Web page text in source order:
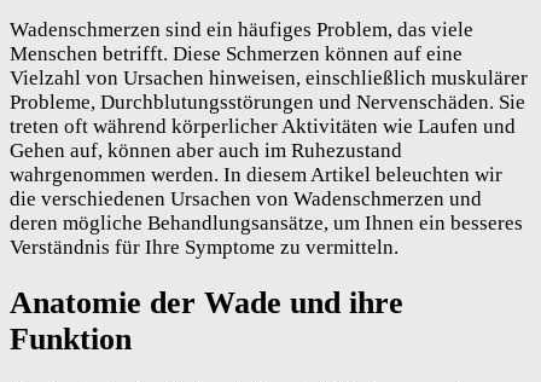
Wadenschmerzen sind ein häufiges Problem, das viele
Menschen betrifft. Diese Schmerzen können auf eine
Vielzahl von Ursachen hinweisen, einschließlich muskulärer
Probleme, Durchblutungsstörungen und Nervenschäden. Sie
treten oft während körperlicher Aktivitäten wie Laufen und
Gehen auf, können aber auch im Ruhezustand
wahrgenommen werden. In diesem Artikel beleuchten wir
die verschiedenen Ursachen von Wadenschmerzen und
deren mögliche Behandlungsansätze, um Ihnen ein besseres
Verständnis für Ihre Symptome zu vermitteln.
Anatomie der Wade und ihre
Funktion